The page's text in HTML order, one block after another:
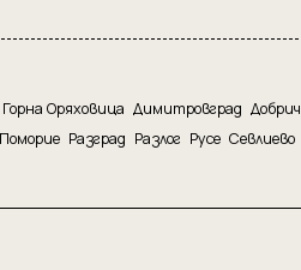
Горна Оряховица Димитровград Добрич
Поморие Разград Разлог Русе Севлиево